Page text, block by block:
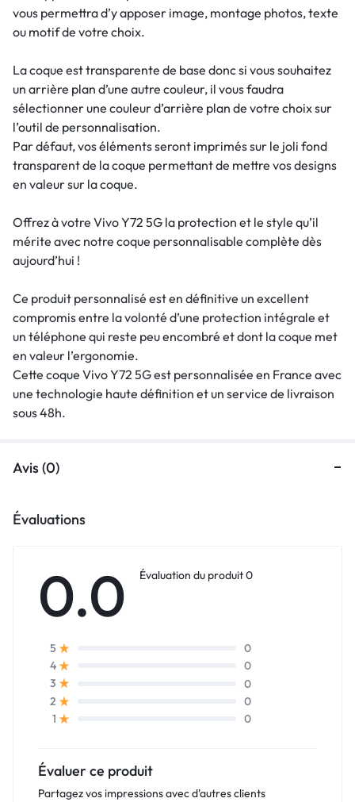
vous permettra d’y apposer image, montage photos, texte
ou motif de votre choix.
La coque est transparente de base donc si vous souhaitez
un arrière plan d’une autre couleur, il vous faudra
sélectionner une couleur d’arrière plan de votre choix sur
l’outil de personnalisation.
Par défaut, vos éléments seront imprimés sur le joli fond
transparent de la coque permettant de mettre vos designs
en valeur sur la coque.
Offrez à votre Vivo Y72 5G la protection et le style qu’il
mérite avec notre coque personnalisable complète dès
aujourd’hui !
Ce produit personnalisé est en définitive un excellent
compromis entre la volonté d’une protection intégrale et
un téléphone qui reste peu encombré et dont la coque met
en valeur l’ergonomie.
Cette coque Vivo Y72 5G est personnalisée en France avec
une technologie haute définition et un service de livraison
sous 48h.
Avis (0)
Évaluations
0.0 Évaluation du produit 0
5
0
4
0
3
0
2
0
1
0
Évaluer ce produit
Partagez vos impressions avec d'autres clients